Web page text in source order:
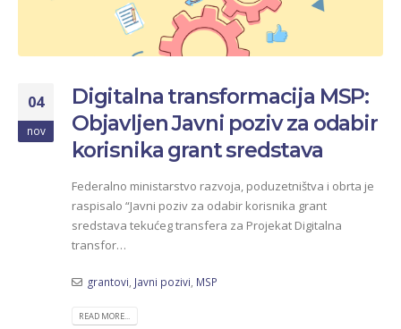
04
nov
Digitalna transformacija MSP:
Objavljen Javni poziv za odabir
korisnika grant sredstava
Federalno ministarstvo razvoja, poduzetništva i obrta je
raspisalo “Javni poziv za odabir korisnika grant
sredstava tekućeg transfera za Projekat Digitalna
transfor…
grantovi Javni pozivi MSP
READ MORE...